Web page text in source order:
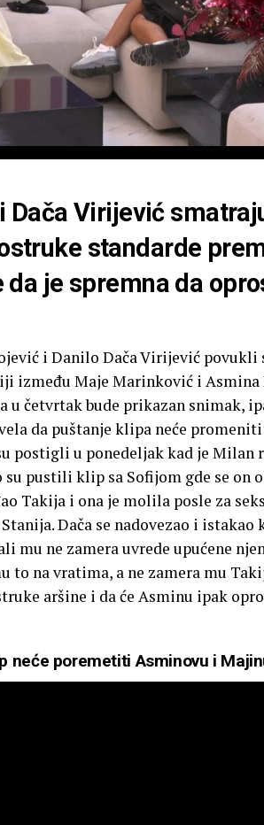
Dača Virijević
standarde
da je spremna da
i Danilo Dača Virijević povukli
između Maje Marinković i Asmina
u četvrtak bude prikazan snimak,
da puštanje klipa neće
postigli u ponedeljak kad je Milan
pustili klip sa Sofijom gde se on
Takija i ona je molila posle za
Dača se nadovezao i istakao
mu ne zamera uvrede upućene
to na vratima, a ne zamera mu
aršine i da će Asminu ipak
neće poremetiti Asminovu i